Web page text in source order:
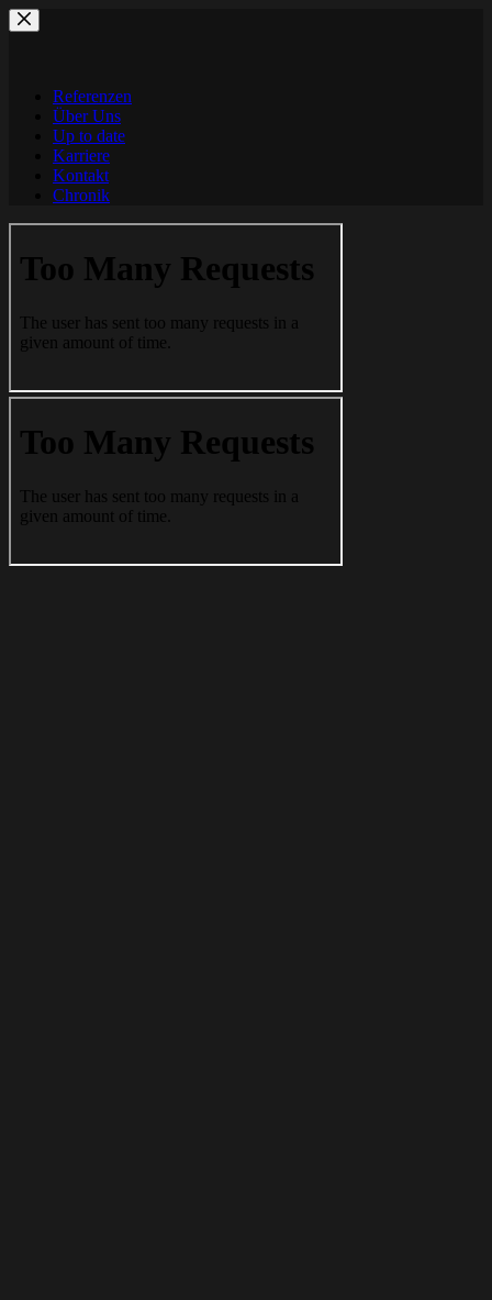
Zum
Inhalt
Referenzen
Über Uns
Up to date
Karriere
Kontakt
Chronik